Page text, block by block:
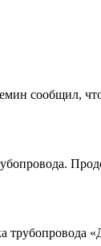
сообщил,
трубопровода